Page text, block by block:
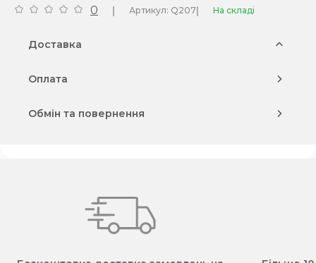
0 | Артикул: Q207| На складі
Доставка
Оплата
Обмін та повернення